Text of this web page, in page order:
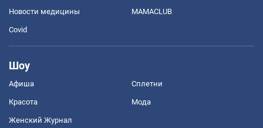
Новости медицины MAMACLUB
Covid
Шоу
Афиша Сплетни
Красота Мода
Женский Журнал